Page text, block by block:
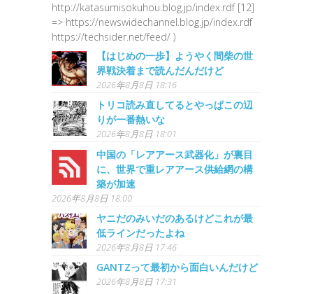
http://katasumisokuhou.blog.jp/index.rdf [12]
=> https://newswidechannel.blog.jp/index.rdf
https://techsider.net/feed/ )
【はじめの一歩】ようやく間柴の世
界戦決着まで読んだんだけど
2026年8月8日 18:16
トリコ読み直してるとやっぱこの辺
りが一番熱いな
2026年8月8日 18:01
中国の「レアアース武器化」が裏目
に、世界で重レアアース供給網の構
築が加速
2026年8月8日 18:00
ヤニだのみいだのあるけどこれが最
低ラインだったよね
2026年8月8日 17:46
GANTZって最初から面白いんだけど
2026年8月8日 17:31